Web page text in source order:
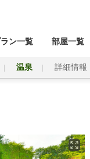
ン一覧 部屋一覧
温泉 詳細情報